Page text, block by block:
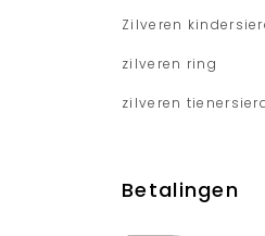
Zilveren
zilveren ring
zilveren
Betalingen